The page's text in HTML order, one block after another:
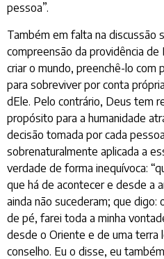
pessoa”.
Também em falta na discussão
compreensão da providência de
criar o mundo, preenchê-lo com
para sobreviver por conta
dEle. Pelo contrário, Deus tem
propósito para a humanidade
decisão tomada por cada
sobrenaturalmente aplicada a
verdade de forma inequívoca:
que há de acontecer e desde a
ainda não sucederam; que digo:
de pé, farei toda a minha
desde o Oriente e de uma terra
conselho. Eu o disse, eu